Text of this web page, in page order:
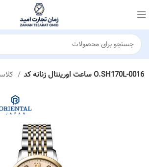
کلاسیک ساعت اورینتال زنانه کد O.SH170L-0016